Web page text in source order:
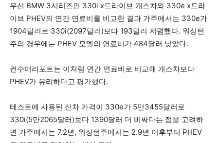
우선 BMW 3시리즈인 330i x드라이브 개스차와 330e x드라
이브 PHEV의 연간 연료비를 비교한 결과 가주에서는 330e가
1904달러로 330i(2097달러)보다 193달러 저렴했다. 워싱턴
주의 경우에는 PHEV 모델의 연료비가 484달러 낮았다.
컨수머리포트는 이처럼 연간 연료비로 비교해 개스차보다
PHEV가 유리하다고 평가했다.
테스트에 사용된 신차 가격이 330e가 5만3455달러로
330i(5만2065달러)보다 1390달러 더 비싸다는 점을 고려하
면 가주에서는 7.2년, 워싱턴주에서는 2.9년 이후부터 PHEV